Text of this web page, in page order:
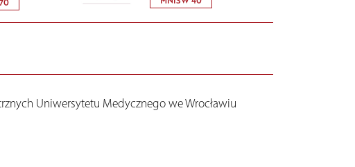
Uniwersytetu Medycznego we Wrocławiu